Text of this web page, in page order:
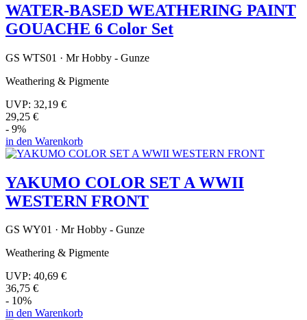
WATER-BASED WEATHERING PAINT
GOUACHE 6 Color Set
GS WTS01 · Mr Hobby - Gunze
Weathering & Pigmente
UVP: 32,19 €
29,25 €
- 9%
in den Warenkorb
YAKUMO COLOR SET A WWII
WESTERN FRONT
GS WY01 · Mr Hobby - Gunze
Weathering & Pigmente
UVP: 40,69 €
36,75 €
- 10%
in den Warenkorb